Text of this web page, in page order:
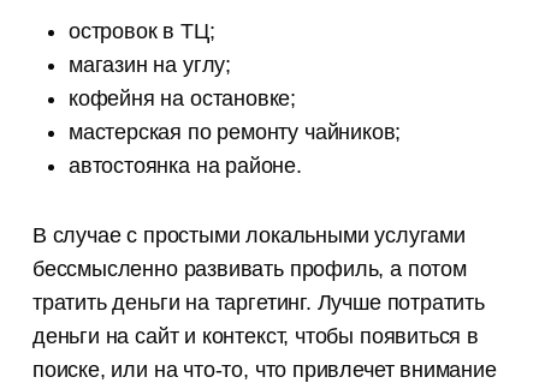
островок в ТЦ;
магазин на углу;
кофейня на остановке;
мастерская по ремонту чайников;
автостоянка на районе.
В случае с простыми локальными услугами
бессмысленно развивать профиль, а потом
тратить деньги на таргетинг. Лучше потратить
деньги на сайт и контекст, чтобы появиться в
поиске, или на что-то, что привлечет внимание